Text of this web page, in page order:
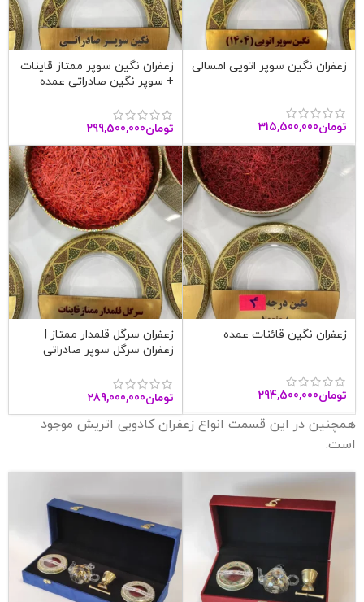
زعفران نگین سوپر اتویی امسالی
تومان315,500,000
زعفران نگین سوپر ممتاز قاینات
+ سوپر نگین صادراتی عمده
تومان299,500,000
زعفران نگین قائنات عمده
تومان294,500,000
زعفران سرگل قلمدار ممتاز |
زعفران سرگل سوپر صادراتی
تومان289,000,000
همچنین در این قسمت انواع زعفران کادویی اتریش موجود
است.